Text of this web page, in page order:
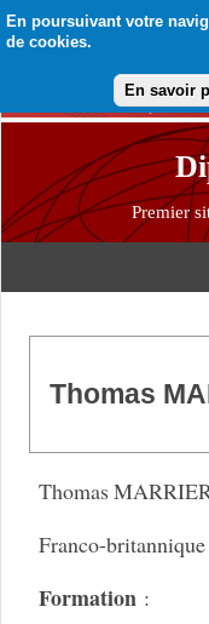
En poursuivant votre
de cookies.
En savoir
Premier
Thomas
Thomas
Franco-britannique
Formation :